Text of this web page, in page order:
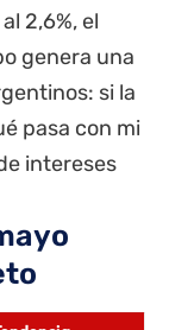
2,6%, el
genera una
si la
pasa con mi
intereses